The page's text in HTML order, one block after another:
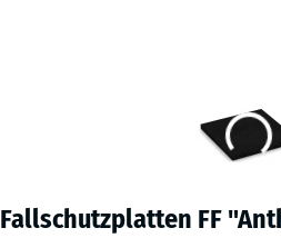
Fallschutzplatten FF